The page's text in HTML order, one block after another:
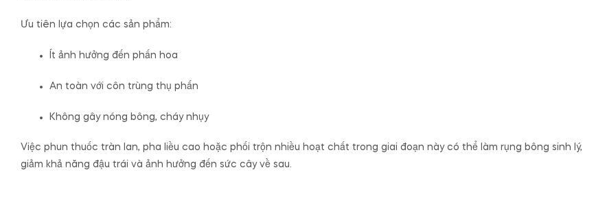
Ưu tiên lựa chọn các sản phẩm:
Ít ảnh hưởng đến phấn hoa
An toàn với côn trùng thụ phấn
Không gây nóng bông, cháy nhụy
Việc phun thuốc tràn lan, pha liều cao hoặc phối trộn nhiều hoạt chất trong giai đoạn này có thể làm rụng bông sinh lý,
giảm khả năng đậu trái và ảnh hưởng đến sức cây về sau.